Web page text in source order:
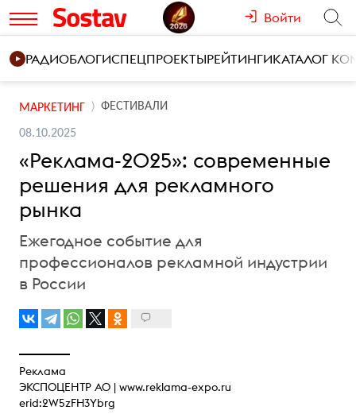
Войти
РАДИОБЛОГИСПЕЦПРОЕКТЫРЕЙТИНГИКАТАЛОГ
МАРКЕТИНГ ФЕСТИВАЛИ
08.10.2025
«Реклама-2025»: современные
решения для рекламного
рынка
Ежегодное событие для
профессионалов рекламной индустрии
в России
Реклама
ЭКСПОЦЕНТР АО | www.reklama-expo.ru
erid:2W5zFH3Ybrg